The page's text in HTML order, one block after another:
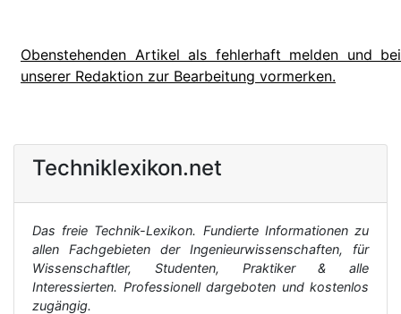
Obenstehenden Artikel als fehlerhaft melden und bei
unserer Redaktion zur Bearbeitung vormerken.
Techniklexikon.net
Das freie Technik-Lexikon. Fundierte Informationen zu
allen Fachgebieten der Ingenieurwissenschaften, für
Wissenschaftler, Studenten, Praktiker & alle
Interessierten. Professionell dargeboten und kostenlos
zugängig.